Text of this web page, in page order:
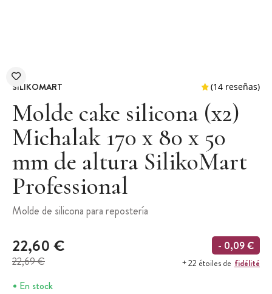
SILIKOMART
Molde cake silicona (x2)
Michalak 170 x 80 x 50
mm de altura SilikoMart
Professional
Molde de silicona para repostería
22,60 €
22,69 €
- 0,09 €
+ 22 étoiles de fidélité
En stock